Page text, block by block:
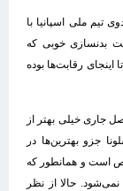
ملی اسپانیا با
خوبی که
رقابت‌ها بوده
خیلی بهتر از
جزو بهترین‌ها در
است و همانطور که
افت بدنی نمی‌شود. حالا از نظر